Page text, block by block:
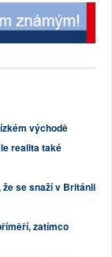
východě
realita také
se snaží v Británii
zatímco